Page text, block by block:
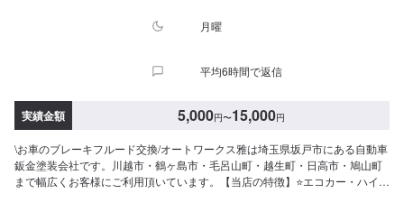
月曜
平均6時間で返信
実績金額 5,000円〜15,000円
\お車のブレーキフルード交換/オートワークス雅は埼玉県坂戸市にある自動車
鈑金塗装会社です。川越市・鶴ヶ島市・毛呂山町・越生町・日高市・鳩山町
まで幅広くお客様にご利用頂いています。【当店の特徴】⭐️エコカー・ハイブ